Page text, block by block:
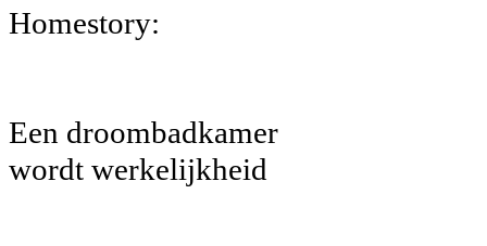
Homestory:
Een droombadkamer
wordt werkelijkheid